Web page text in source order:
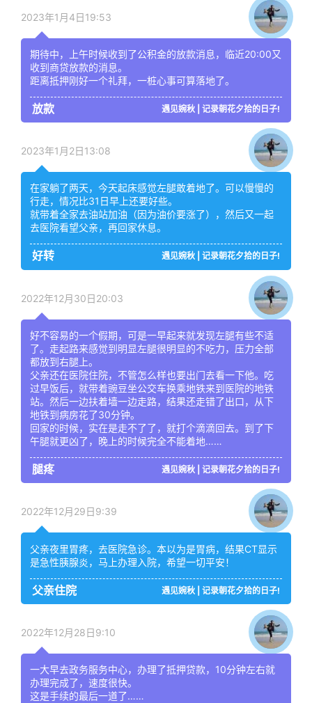
2023年1月4日19:53
期待中，上午时候收到了公积金的放款消息，临近20:00又
收到商贷放款的消息。
距离抵押刚好一个礼拜，一桩心事可算落地了。
放款 遇见婉秋 | 记录朝花夕拾的日子!
2023年1月2日13:08
在家躺了两天，今天起床感觉左腿敢着地了。可以慢慢的
行走，情况比31日早上还要好些。
就带着全家去油站加油（因为油价要涨了），然后又一起
去医院看望父亲，再回家休息。
好转 遇见婉秋 | 记录朝花夕拾的日子!
2022年12月30日20:03
好不容易的一个假期，可是一早起来就发现左腿有些不适
了。走起路来感觉到明显左腿很明显的不吃力，压力全部
都放到右腿上。
父亲还在医院住院，不管怎么样也要出门去看一下他。吃
过早饭后，就带着豌豆坐公交车换乘地铁来到医院的地铁
站。然后一边扶着墙一边走路，结果还走错了出口，从下
地铁到病房花了30分钟。
回家的时候，实在是走不了了，就打个滴滴回去。到了下
午腿就更凶了，晚上的时候完全不能着地……
腿疼 遇见婉秋 | 记录朝花夕拾的日子!
2022年12月29日9:39
父亲夜里胃疼，去医院急诊。本以为是胃病，结果CT显示
是急性胰腺炎，马上办理入院，希望一切平安！
父亲住院 遇见婉秋 | 记录朝花夕拾的日子!
2022年12月28日9:10
一大早去政务服务中心，办理了抵押贷款，10分钟左右就
办理完成了，速度很快。
这是手续的最后一道了……